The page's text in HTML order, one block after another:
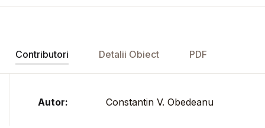
Contributori Detalii Obiect PDF
Autor: Constantin V. Obedeanu